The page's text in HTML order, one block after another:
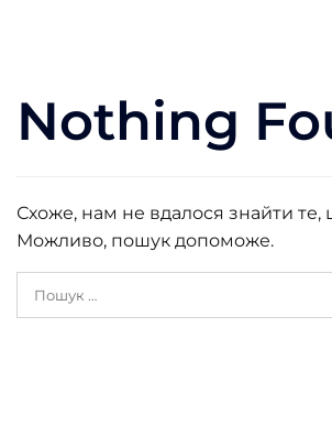
Nothing
Схоже, нам не вдалося знайти те,
Можливо, пошук допоможе.